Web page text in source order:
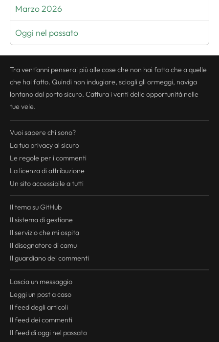
Marzo 2026
Oggi nel passato
Tra vent'anni penserai più alle cose che non hai fatto che a quelle
che hai fatto. Quindi non indugiare, sciogli gli ormeggi, naviga
lontano dal porto sicuro. Cattura i venti delle opportunità nelle
tue vele.
Vuoi sapere chi sono?
La tua privacyal sicuro
Le regole per i commenti
La licenza di attribuzione
Un sito accessibile a tutti
Il tema su GitHub
Il sistema di gestione
Il servizio che mi ospita
Il disegnatore di camu
Il guardiano dei commenti
Lascia un messaggio
Leggi un post a caso
Il feeddegli articoli
Il feeddei commenti
Il feeddi oggi nel passato